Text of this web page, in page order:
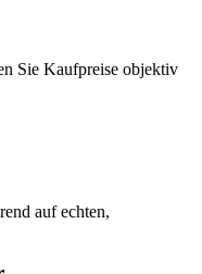
Sie Kaufpreise objektiv
auf echten,